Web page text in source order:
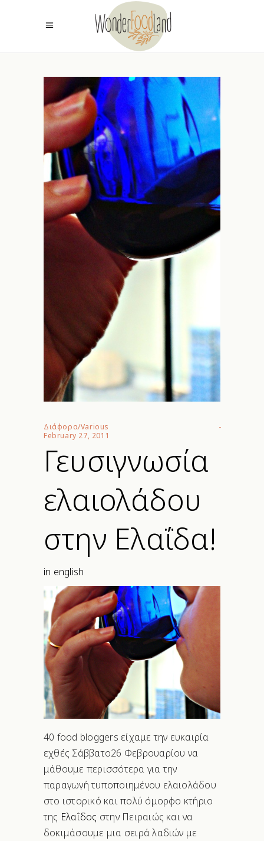
Διάφορα/Various
February 27, 2011
Γευσιγνωσία
ελαιολάδου
στην Ελαΐδα!
in english
40 food bloggers είχαμε την ευκαιρία
εχθές Σάββατο26 Φεβρουαρίου να
μάθουμε περισσότερα για την
παραγωγή τυποποιημένου ελαιολάδου
στο ιστορικό και πολύ όμορφο κτήριο
της Ελαΐδος στην Πειραιώς και να
δοκιμάσουμε μια σειρά λαδιών με